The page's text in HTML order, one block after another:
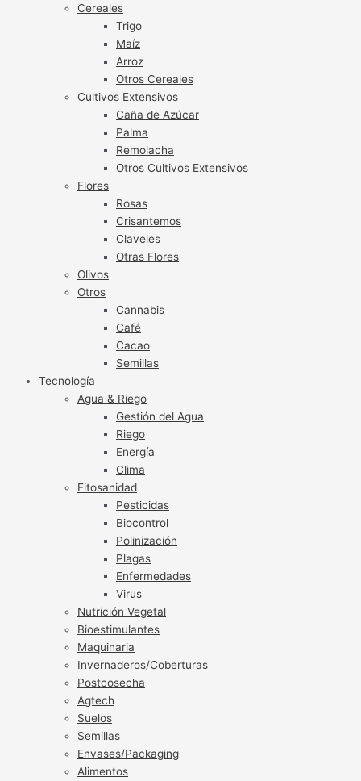
Cereales
Trigo
Maíz
Arroz
Otros Cereales
Cultivos Extensivos
Caña de Azúcar
Palma
Remolacha
Otros Cultivos Extensivos
Flores
Rosas
Crisantemos
Claveles
Otras Flores
Olivos
Otros
Cannabis
Café
Cacao
Semillas
Tecnología
Agua & Riego
Gestión del Agua
Riego
Energía
Clima
Fitosanidad
Pesticidas
Biocontrol
Polinización
Plagas
Enfermedades
Virus
Nutrición Vegetal
Bioestimulantes
Maquinaria
Invernaderos/Coberturas
Postcosecha
Agtech
Suelos
Semillas
Envases/Packaging
Alimentos